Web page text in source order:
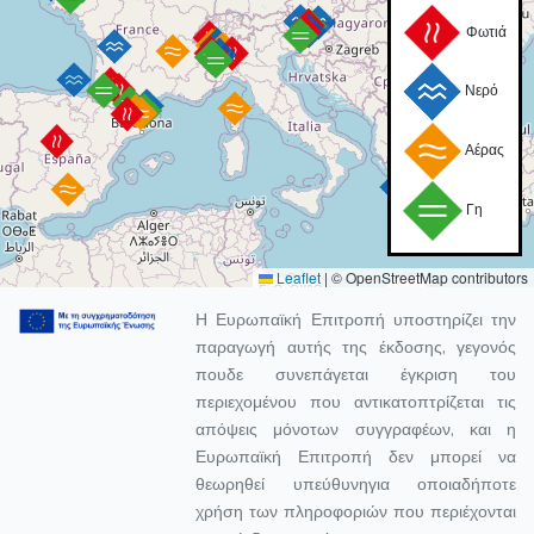
Φωτιά
Νερό
Αέρας
Γη
Leaflet | © OpenStreetMap contributors
Η Ευρωπαϊκή Επιτροπή υποστηρίζει την
παραγωγή αυτής της έκδοσης, γεγονός
πουδε συνεπάγεται έγκριση του
περιεχομένου που αντικατοπτρίζεται τις
απόψεις μόνοτων συγγραφέων, και η
Ευρωπαϊκή Επιτροπή δεν μπορεί να
θεωρηθεί υπεύθυνηγια οποιαδήποτε
χρήση των πληροφοριών που περιέχονται